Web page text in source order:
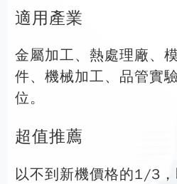
適用產業
金屬加工、熱處理廠、
件、機械加工、品管實
位。
超值推薦
以不到新機價格的1/3